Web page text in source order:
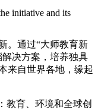
initiative and its
。通过“大师教育新
决方案，培养独具
来自世界各地，缘起
教育、环境和全球创